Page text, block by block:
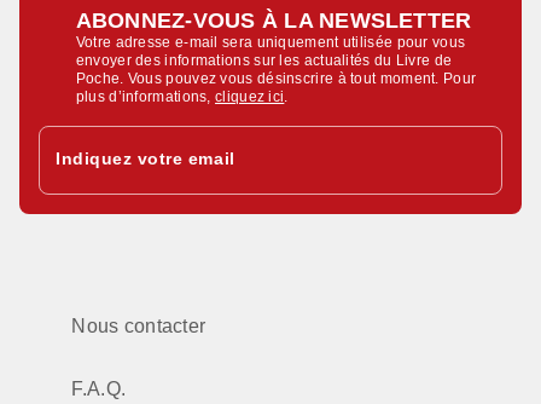
ABONNEZ-VOUS À LA NEWSLETTER
Votre adresse e-mail sera uniquement utilisée pour vous
envoyer des informations sur les actualités du Livre de
Poche. Vous pouvez vous désinscrire à tout moment. Pour
plus d’informations,cliquez ici
Indiquez votre email
Nous contacter
F.A.Q.